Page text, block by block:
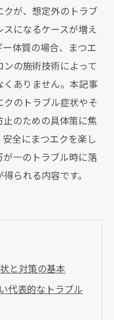
が、想定外のトラブ
になるケースが増え
体質の場合、まつエ
の施術技術によって
ありません。本記事
のトラブル症状やそ
のための具体策に焦
全にまつエクを楽し
一のトラブル時に落
られる内容です。
と対策の基本
代表的なトラブル